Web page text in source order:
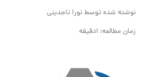
نوشته شده توسطنورا تاجدینی
زمان مطالعه: 1دقیقه